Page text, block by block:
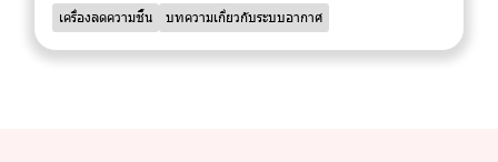
เครื่องลดความชื้น บทความเกี่ยวกับระบบอากาศ